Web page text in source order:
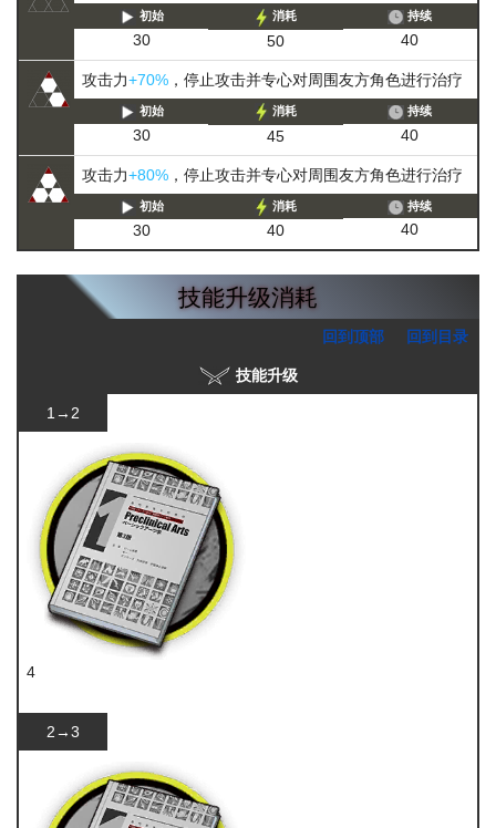
初始
30
消耗
50
持续
40
攻击力+70% ，停止攻击并专心对周围友方角色进行治疗
初始
30
消耗
45
持续
40
攻击力+80% ，停止攻击并专心对周围友方角色进行治疗
初始
30
消耗
40
持续
40
技能升级消耗
回到顶部 回到目录
技能升级
1→2
4
2→3